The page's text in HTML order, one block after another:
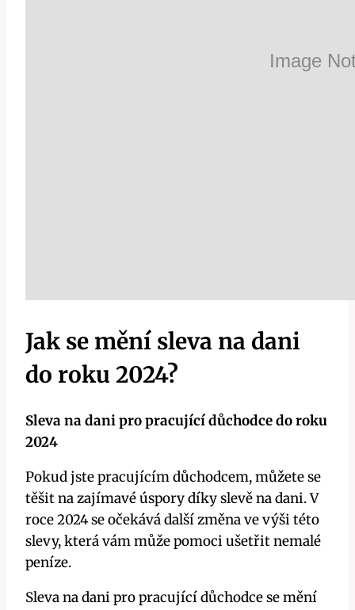
Jak se mění sleva na dani
do roku 2024?
Sleva na dani pro pracující důchodce do roku
2024
Pokud jste pracujícím důchodcem, můžete se
těšit na zajímavé úspory díky slevě na dani. V
roce 2024 se očekává další změna ve výši této
slevy, která vám může pomoci ušetřit nemalé
peníze.
Sleva na dani pro pracující důchodce se mění